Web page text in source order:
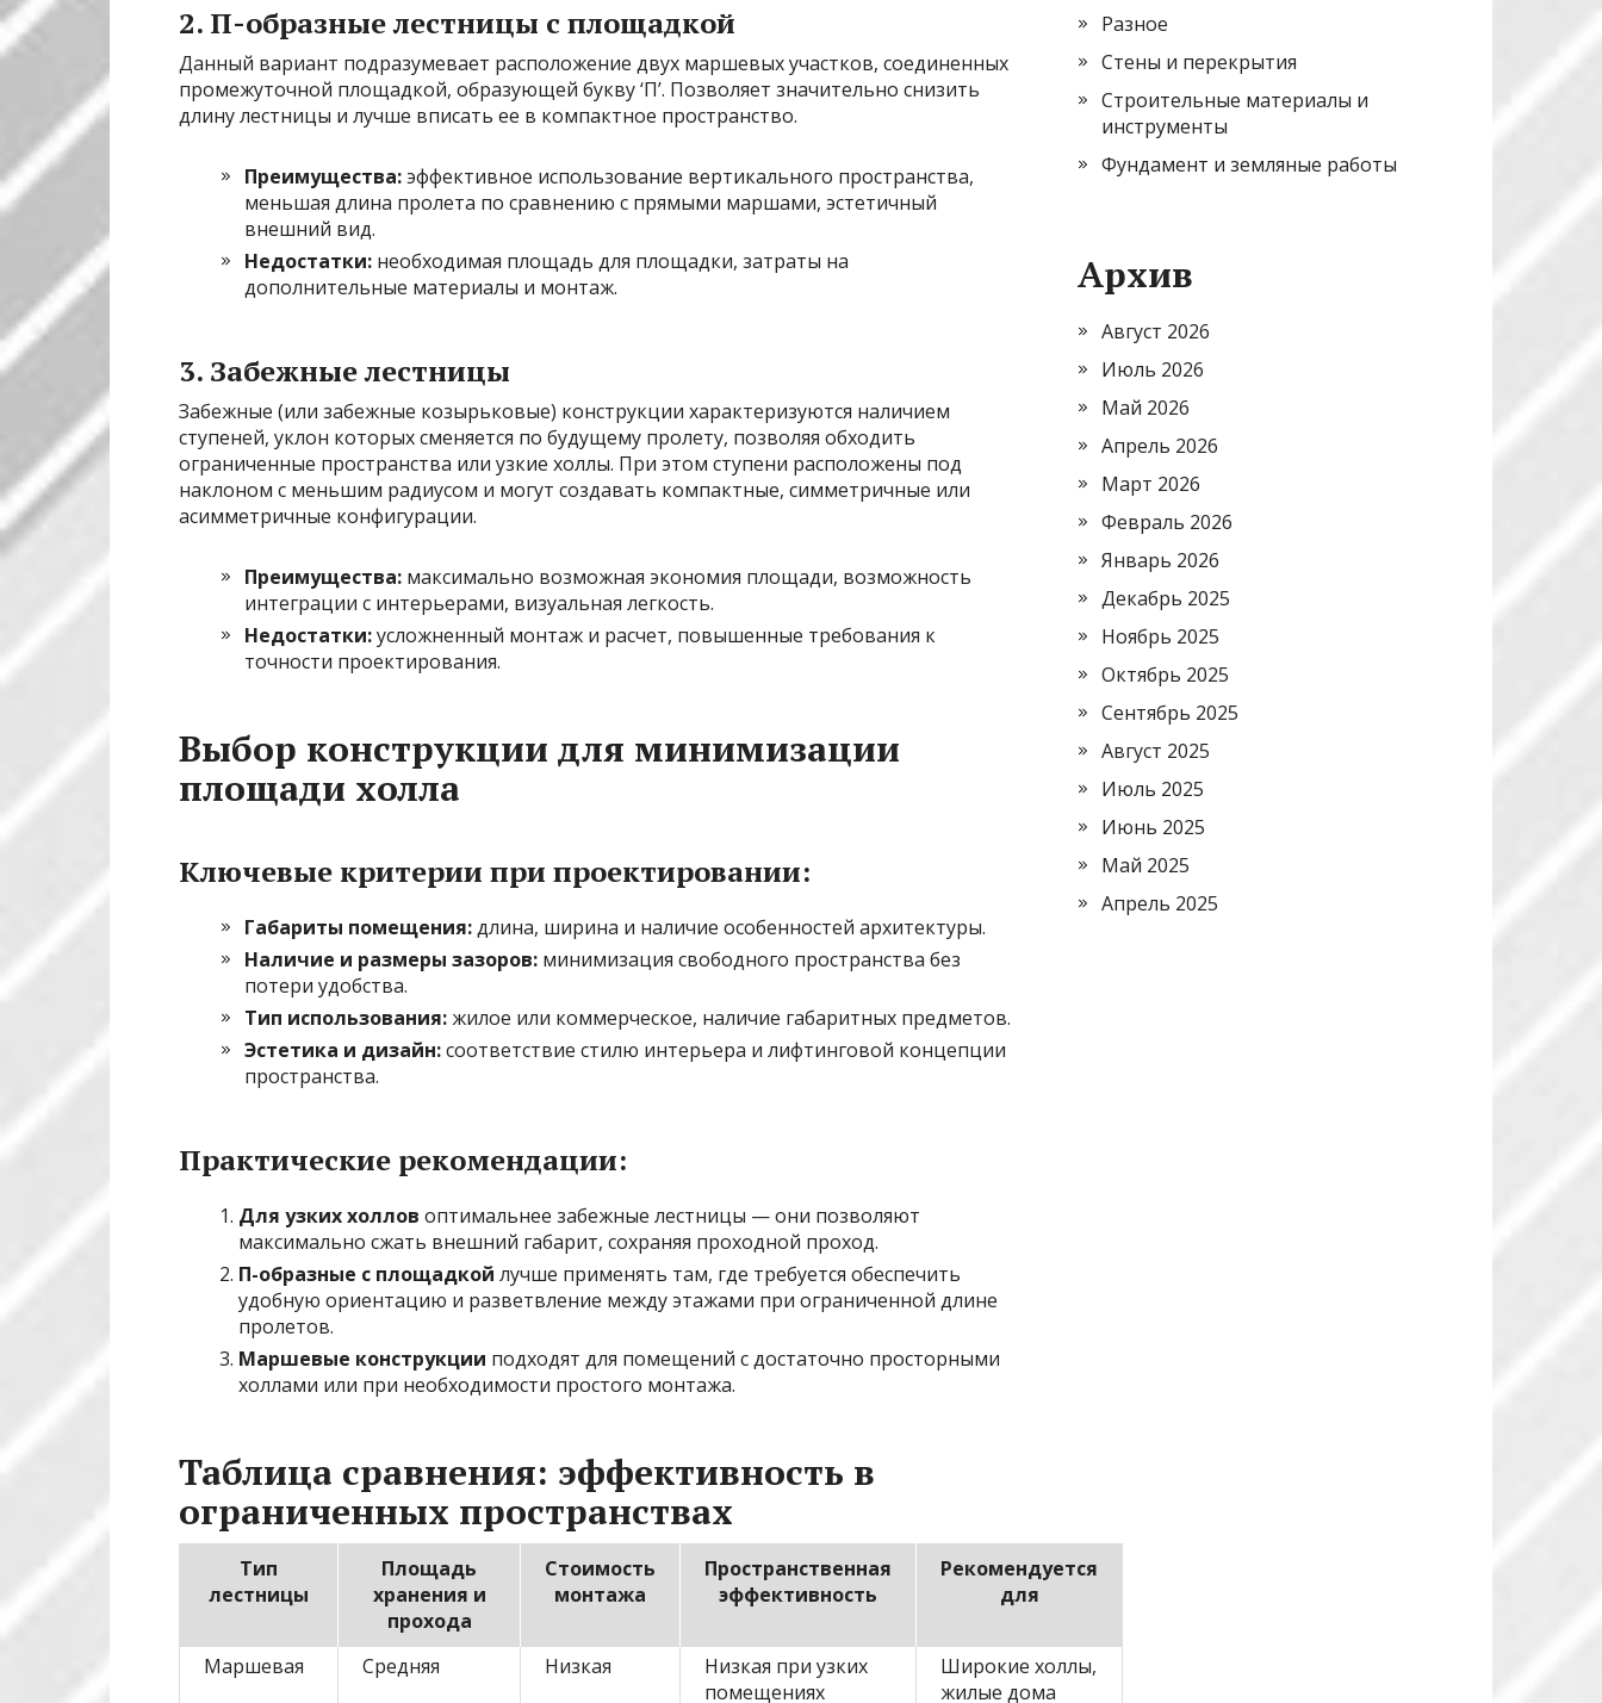
2. П-образные лестницы с площадкой
Данный вариант подразумевает расположение двух маршевых участков, соединенных
промежуточной площадкой, образующей букву ‘П’. Позволяет значительно снизить
длину лестницы и лучше вписать ее в компактное пространство.
Преимущества:эффективное использование вертикального пространства,
меньшая длина пролета по сравнению с прямыми маршами, эстетичный
внешний вид.
Недостатки: необходимая площадь для площадки, затраты на
дополнительные материалы и монтаж.
3. Забежные лестницы
Забежные (или забежные козырьковые) конструкции характеризуются наличием
ступеней, уклон которых сменяется по будущему пролету, позволяя обходить
ограниченные пространства или узкие холлы. При этом ступени расположены под
наклоном с меньшим радиусом и могут создавать компактные, симметричные или
асимметричные конфигурации.
Преимущества: максимально возможная экономия площади, возможность
интеграции с интерьерами, визуальная легкость.
Недостатки:усложненный монтаж и расчет, повышенные требования к
точности проектирования.
Выбор конструкции для минимизации
площади холла
Ключевые критерии при проектировании:
Габариты помещения:длина, ширина и наличие особенностей архитектуры.
Наличие и размеры зазоров: минимизация свободного пространства без
потери удобства.
Тип использования:жилое или коммерческое, наличие габаритных предметов.
Эстетика и дизайн:соответствие стилю интерьера и лифтинговой концепции
пространства.
Практические рекомендации:
Для узких холлов оптимальнее забежные лестницы — они позволяют
максимально сжать внешний габарит, сохраняя проходной проход.
П-образные с площадкой лучше применять там, где требуется обеспечить
удобную ориентацию и разветвление между этажами при ограниченной длине
пролетов.
Маршевые конструкции подходят для помещений с достаточно просторными
холлами или при необходимости простого монтажа.
Таблица сравнения: эффективность в
ограниченных пространствах
Тип
лестницы
Площадь
хранения и
прохода
Стоимость
монтажа
Пространственная
эффективность
Рекомендуется
для
Маршевая Средняя Низкая
Низкая при узких
помещениях
Широкие холлы,
жилые дома
Разное
Стены и перекрытия
Строительные материалы и
инструменты
Фундамент и земляные работы
Архив
Август 2026
Июль 2026
Май 2026
Апрель 2026
Март 2026
Февраль 2026
Январь 2026
Декабрь 2025
Ноябрь 2025
Октябрь 2025
Сентябрь 2025
Август 2025
Июль 2025
Июнь 2025
Май 2025
Апрель 2025